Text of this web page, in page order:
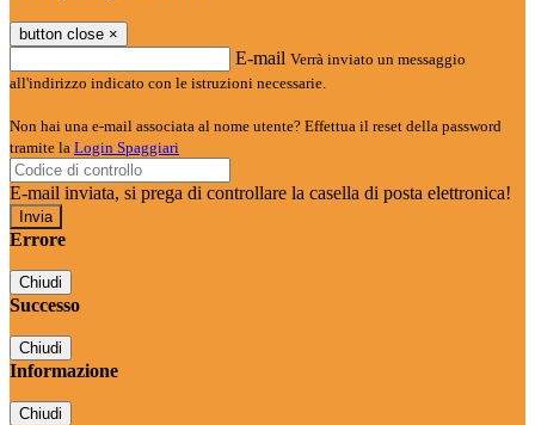
button close ×
E-mail Verrà inviato un messaggio
all'indirizzo indicato con le istruzioni necessarie.
Non hai una e-mail associata al nome utente? Effettua il reset della password
tramite la Login Spaggiari
E-mail inviata, si prega di controllare la casella di posta elettronica!
Errore
Chiudi
Successo
Chiudi
Informazione
Chiudi